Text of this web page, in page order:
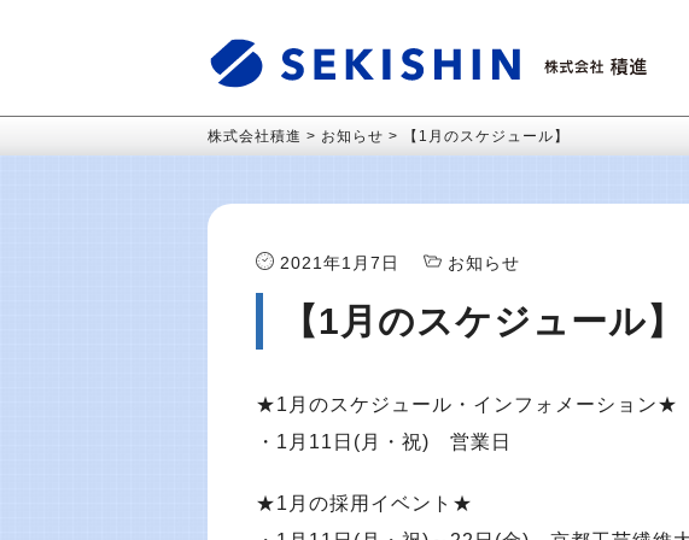
株式会社積進 > お知らせ > 【1月のスケジュール】
2021年1月7日 お知らせ
【1月のスケジュール】
★1月のスケジュール・インフォメーション★
・1月11日(月・祝) 営業日
★1月の採用イベント★